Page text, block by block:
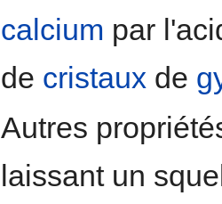
calcium par
de cristaux de
Autres
laissant un